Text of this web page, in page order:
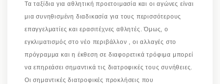
Τα ταξίδια για αθλητική προετοιμασία και οι αγώνες είναι
μια συνηθισμένη διαδικασία για τους περισσότερους
επαγγελματίες και ερασιτέχνες αθλητές. Όμως, ο
εγκλιματισμός στο νέο περιβάλλον , οι αλλαγές στο
πρόγραμμα και η έκθεση σε διαφορετικά τρόφιμα μπορεί
να επηρεάσει σημαντικά τις διατροφικές τους συνήθειες.
Οι σημαντικές διατροφικές προκλήσεις που